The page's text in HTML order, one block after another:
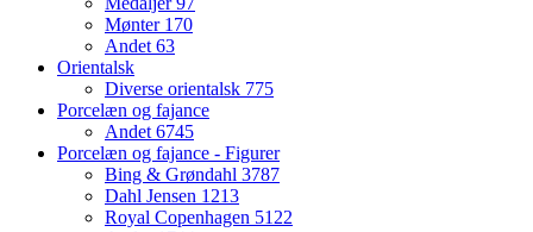
Mønter 170
Andet 63
Orientalsk
Diverse orientalsk 775
Porcelæn og fajance
Andet 6745
Porcelæn og fajance - Figurer
Bing & Grøndahl 3787
Dahl Jensen 1213
Royal Copenhagen 5122